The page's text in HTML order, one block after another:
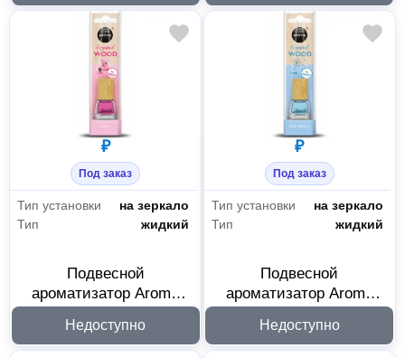
₽
Под заказ
Тип установки
на зеркало
Тип
жидкий
Подвесной
ароматизатор Aroma
Calm 92840
Недоступно
₽
Под заказ
Тип установки
на зеркало
Тип
жидкий
Подвесной
ароматизатор Aroma
Air 92841
Недоступно